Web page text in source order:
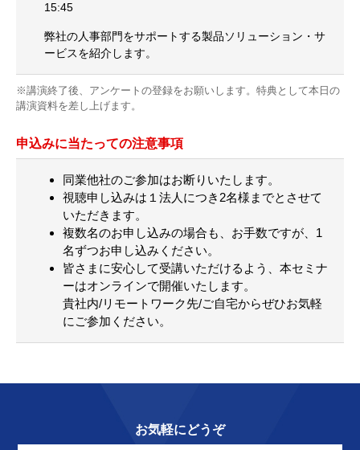
15:45
弊社の人事部門をサポートする製品ソリューション・サ
ービスを紹介します。
※講演終了後、アンケートの登録をお願いします。特典として本日の
講演資料を差し上げます。
申込みに当たっての注意事項
同業他社のご参加はお断りいたします。
視聴申し込みは１法人につき2名様までとさせて
いただきます。
複数名のお申し込みの場合も、お手数ですが、1
名ずつお申し込みください。
皆さまに安心して受講いただけるよう、本セミナ
ーはオンラインで開催いたします。
貴社内/リモートワーク先/ご自宅からぜひお気軽
にご参加ください。
お気軽にどうぞ